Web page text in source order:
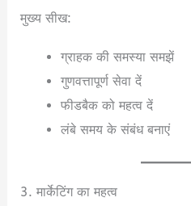
मुख्य सीख:
ग्राहक की समस्या समझें
गुणवत्तापूर्ण सेवा दें
फीडबैक को महत्व दें
लंबे समय के संबंध बनाएं
3. मार्केटिंग का महत्व